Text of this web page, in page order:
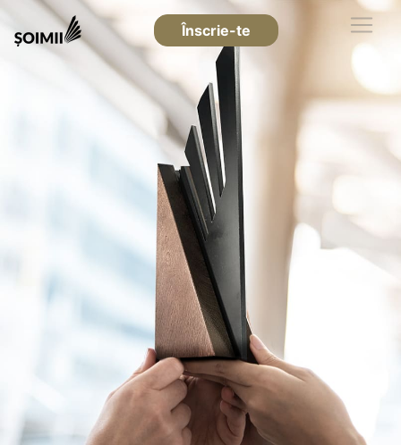
Înscrie-te